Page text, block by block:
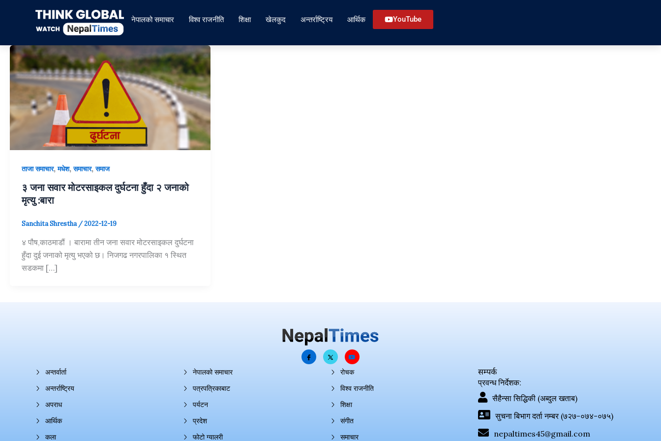
नेपालको समाचार विश्व राजनीति शिक्षा खेलकुद अन्तर्राष्ट्रिय आर्थिक YouTube
ताजा समाचार,मधेश,समाचार,समाज
३ जना सवार मोटरसाइकल दुर्घटना हुँदा २ जनाको
मृत्यु :बारा
Sanchita Shrestha /2022-12-19
४ पौष,काठमाडौं । बारामा तीन जना सवार मोटरसाइकल दुर्घटना
हुँदा दुई जनाको मृत्यु भएको छ। निजगढ नगरपालिका १ स्थित
सडकमा […]
अन्तर्वार्ता
अन्तर्राष्ट्रिय
अपराध
आर्थिक
कला
नेपालको समाचार
पत्रपत्रिकाबाट
पर्यटन
प्रदेश
फोटो ग्यालरी
रोचक
विश्व राजनीति
शिक्षा
संगीत
समाचार
सम्पर्क
प्रवन्ध निर्देशक:
सैहैन्सा सिद्धिकी (अब्दुल खताब)
सुचना बिभाग दर्ता नम्बर (७२७-०७४-०७५)
nepaltimes45@gmail.com